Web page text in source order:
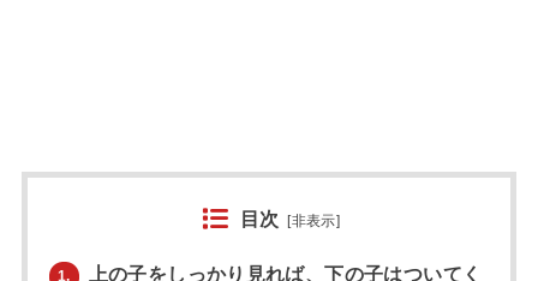
目次 [非表示]
1.
上の子をしっかり見れば、下の子はついてく